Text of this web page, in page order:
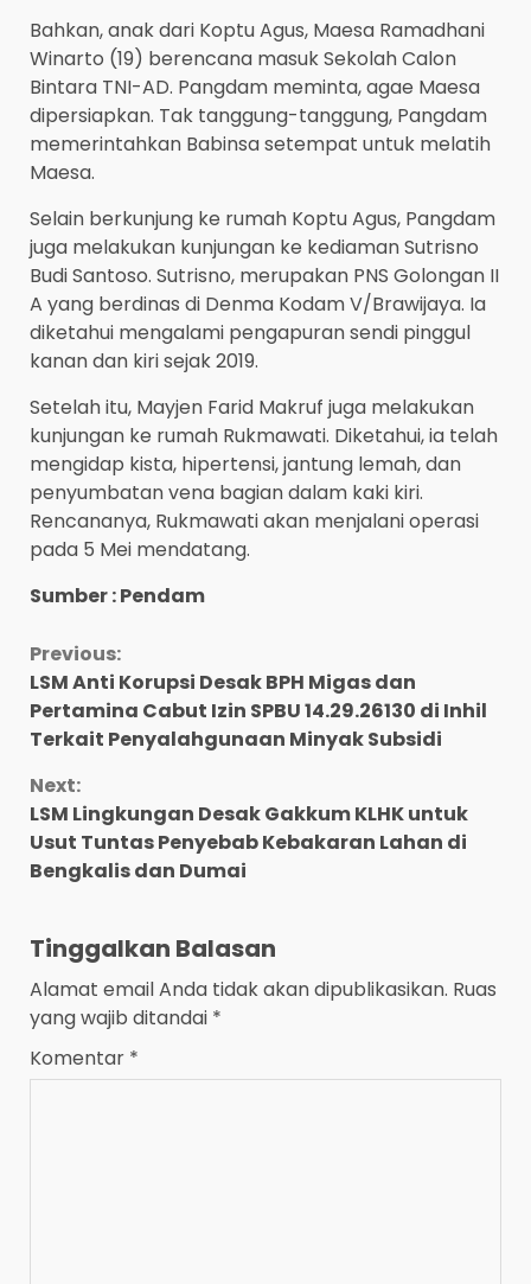
Bahkan, anak dari Koptu Agus, Maesa Ramadhani
Winarto (19) berencana masuk Sekolah Calon
Bintara TNI-AD. Pangdam meminta, agae Maesa
dipersiapkan. Tak tanggung-tanggung, Pangdam
memerintahkan Babinsa setempat untuk melatih
Maesa.
Selain berkunjung ke rumah Koptu Agus, Pangdam
juga melakukan kunjungan ke kediaman Sutrisno
Budi Santoso. Sutrisno, merupakan PNS Golongan II
A yang berdinas di Denma Kodam V/Brawijaya. Ia
diketahui mengalami pengapuran sendi pinggul
kanan dan kiri sejak 2019.
Setelah itu, Mayjen Farid Makruf juga melakukan
kunjungan ke rumah Rukmawati. Diketahui, ia telah
mengidap kista, hipertensi, jantung lemah, dan
penyumbatan vena bagian dalam kaki kiri.
Rencananya, Rukmawati akan menjalani operasi
pada 5 Mei mendatang.
Sumber : Pendam
Continue
Reading
Previous:
LSM Anti Korupsi Desak BPH Migas dan
Pertamina Cabut Izin SPBU 14.29.26130 di Inhil
Terkait Penyalahgunaan Minyak Subsidi
Next:
LSM Lingkungan Desak Gakkum KLHK untuk
Usut Tuntas Penyebab Kebakaran Lahan di
Bengkalis dan Dumai
Tinggalkan Balasan
Alamat email Anda tidak akan dipublikasikan. Ruas
yang wajib ditandai *
Komentar *